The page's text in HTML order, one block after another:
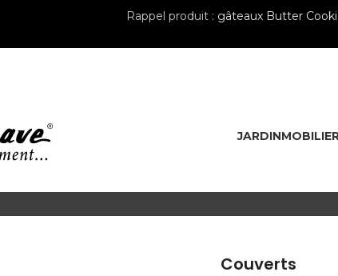
Rappel produit : gâteaux Butter
JARDIN
Couverts